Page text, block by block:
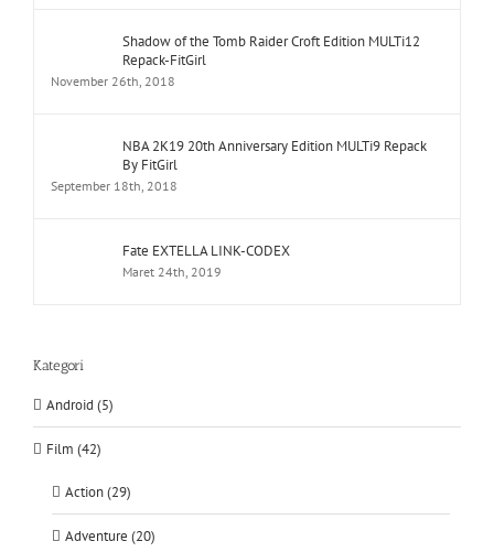
Shadow of the Tomb Raider Croft Edition MULTi12
Repack-FitGirl
November 26th, 2018
NBA 2K19 20th Anniversary Edition MULTi9 Repack
By FitGirl
September 18th, 2018
Fate EXTELLA LINK-CODEX
Maret 24th, 2019
Kategori
Android (5)
Film (42)
Action (29)
Adventure (20)